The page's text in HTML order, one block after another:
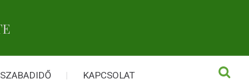
SZABADIDŐ KAPCSOLAT